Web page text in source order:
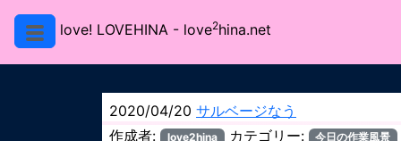
love! LOVEHINA - love2hina.net
2020/04/20 サルベージなう
作成者:
love2hina カテゴリー: 今日の作業風景